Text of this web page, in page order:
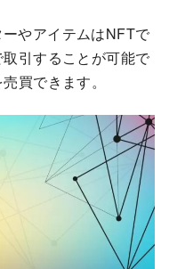
やアイテムはNFTで
引することが可能で
買できます。